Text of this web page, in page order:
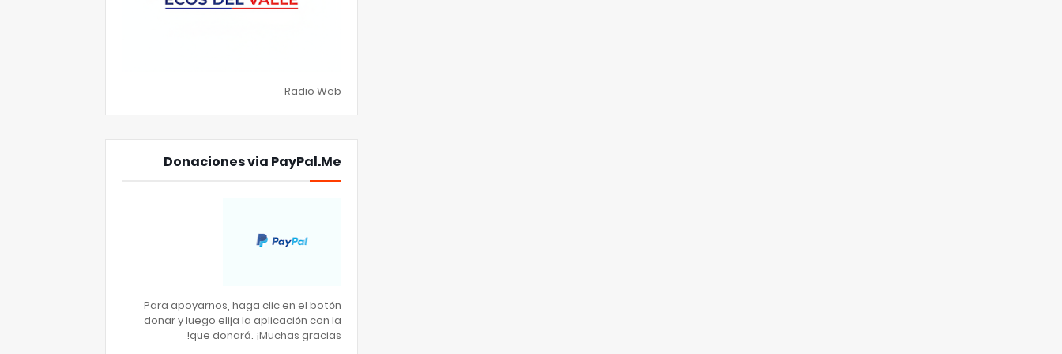
Radio Web
Donaciones via PayPal.Me
Para apoyarnos, haga clic en el botón
donar y luego elija la aplicación con la
que donará. ¡Muchas gracias!